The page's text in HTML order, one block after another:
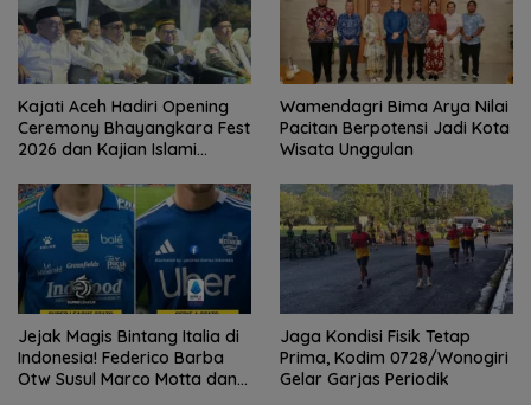
Kajati Aceh Hadiri Opening
Ceremony Bhayangkara Fest
2026 dan Kajian Islami
Adi Hidayat
Wamendagri Bima Arya Nilai
Pacitan Berpotensi Jadi Kota
Wisata Unggulan
Jejak Magis Bintang Italia di
Indonesia! Federico Barba
Otw Susul Marco Motta dan
Jaga Kondisi Fisik Tetap
Prima, Kodim 0728/Wonogiri
Gelar Garjas Periodik